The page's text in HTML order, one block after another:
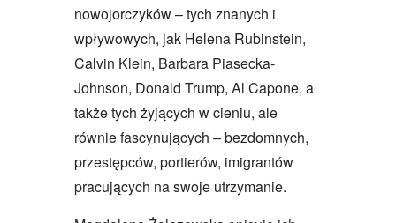
nowojorczyków – tych znanych i
wpływowych, jak Helena Rubinstein,
Calvin Klein, Barbara Piasecka-
Johnson, Donald Trump, Al Capone, a
także tych żyjących w cieniu, ale
równie fascynujących – bezdomnych,
przestępców, portierów, imigrantów
pracujących na swoje utrzymanie.